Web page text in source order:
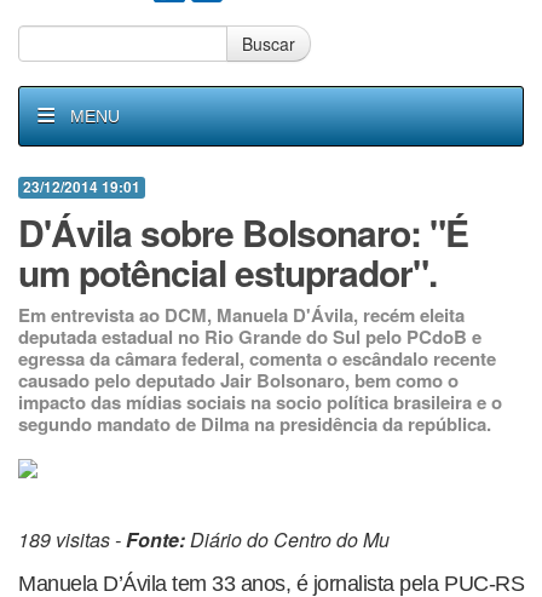
Buscar
MENU
23/12/2014 19:01
D'Ávila sobre Bolsonaro: "É
um potêncial estuprador".
Em entrevista ao DCM, Manuela D'Ávila, recém eleita
deputada estadual no Rio Grande do Sul pelo PCdoB e
egressa da câmara federal, comenta o escândalo recente
causado pelo deputado Jair Bolsonaro, bem como o
impacto das mídias sociais na socio política brasileira e o
segundo mandato de Dilma na presidência da república.
189 visitas -Fonte:Diário do Centro do Mu
Manuela D’Ávila tem 33 anos, é jornalista pela PUC-RS